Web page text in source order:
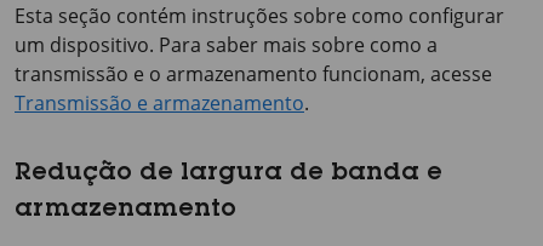
Esta seção contém instruções sobre como configurar
um dispositivo. Para saber mais sobre como a
transmissão e o armazenamento funcionam, acesse
Transmissão e armazenamento.
Redução de largura de banda e
armazenamento